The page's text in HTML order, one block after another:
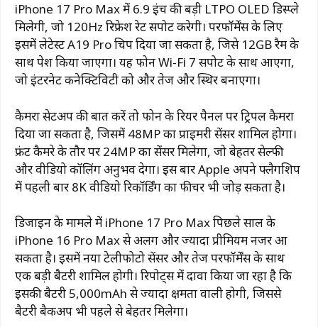
iPhone 17 Pro Max में 6.9 इंच की बड़ी LTPO OLED डिस्प्ले
मिलेगी, जो 120Hz रिफ्रेश रेट सपोर्ट करेगी। परफॉर्मेंस के लिए
इसमें लेटेस्ट A19 Pro चिप दिया जा सकता है, जिसे 12GB रैम के
साथ पेश किया जाएगा। यह फोन Wi-Fi 7 सपोर्ट के साथ आएगा,
जो इंटरनेट कनेक्टिविटी को और तेज और स्थिर बनाएगा।
कैमरा सेटअप की बात करें तो फोन के रियर पैनल पर ट्रिपल कैमरा
दिया जा सकता है, जिसमें 48MP का प्राइमरी सेंसर शामिल होगा।
फ्रंट कैमरे के तौर पर 24MP का सेंसर मिलेगा, जो बेहतर सेल्फी
और वीडियो कॉलिंग अनुभव देगा। इस बार Apple अपने फ्लैगशिप
में पहली बार 8K वीडियो रिकॉर्डिंग का फीचर भी जोड़ सकता है।
डिजाइन के मामले में iPhone 17 Pro Max पिछले साल के
iPhone 16 Pro Max से अलग और ज्यादा प्रीमियम नजर आ
सकता है। इसमें नया टेलीफोटो सेंसर और तेज परफॉर्मेंस के साथ
एक बड़ी बैटरी शामिल होगी। रिपोर्ट्स में दावा किया जा रहा है कि
इसकी बैटरी 5,000mAh से ज्यादा क्षमता वाली होगी, जिससे
बैटरी बैकअप भी पहले से बेहतर मिलेगा।